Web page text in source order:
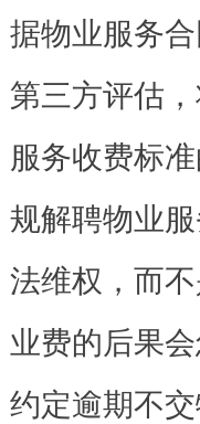
据物业服务
第三方评估
服务收费标
规解聘物业
法维权，而
业费的后果
约定逾期不